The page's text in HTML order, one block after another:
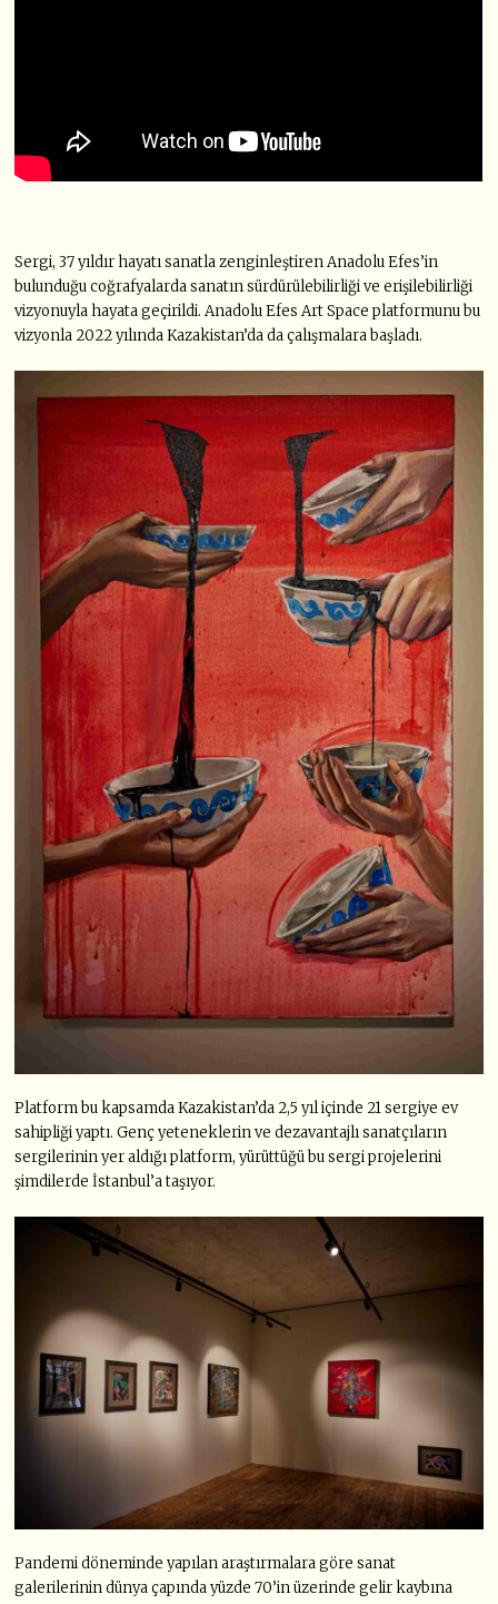
Sergi, 37 yıldır hayatı sanatla zenginleştiren Anadolu Efes’in
bulunduğu coğrafyalarda sanatın sürdürülebilirliği ve erişilebilirliği
vizyonuyla hayata geçirildi. Anadolu Efes Art Space platformunu bu
vizyonla 2022 yılında Kazakistan’da da çalışmalara başladı.
Platform bu kapsamda Kazakistan’da 2,5 yıl içinde 21 sergiye ev
sahipliği yaptı. Genç yeteneklerin ve dezavantajlı sanatçıların
sergilerinin yer aldığı platform, yürüttüğü bu sergi projelerini
şimdilerde İstanbul’a taşıyor.
Pandemi döneminde yapılan araştırmalara göre sanat
galerilerinin dünya çapında yüzde 70’in üzerinde gelir kaybına